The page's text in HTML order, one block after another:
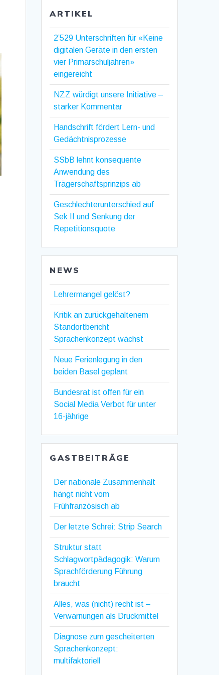
ARTIKEL
2’529 Unterschriften für «Keine
digitalen Geräte in den ersten
vier Primarschuljahren»
eingereicht
NZZ würdigt unsere Initiative –
starker Kommentar
Handschrift fördert Lern- und
Gedächtnisprozesse
SSbB lehnt konsequente
Anwendung des
Trägerschaftsprinzips ab
Geschlechterunterschied auf
Sek II und Senkung der
Repetitionsquote
NEWS
Lehrermangel gelöst?
Kritik an zurückgehaltenem
Standortbericht
Sprachenkonzept wächst
Neue Ferienlegung in den
beiden Basel geplant
Bundesrat ist offen für ein
Social Media Verbot für unter
16-jährige
GASTBEITRÄGE
Der nationale Zusammenhalt
hängt nicht vom
Frühfranzösisch ab
Der letzte Schrei: Strip Search
Struktur statt
Schlagwortpädagogik: Warum
Sprachförderung Führung
braucht
Alles, was (nicht) recht ist –
Verwarnungen als Druckmittel
Diagnose zum gescheiterten
Sprachenkonzept:
multifaktoriell